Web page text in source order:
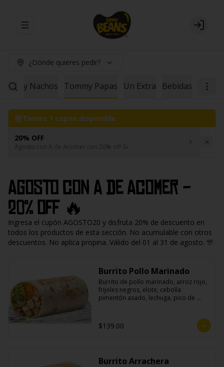
Abrir menu de navegación Login
¿Dónde quieres pedir?
Nachos Tommy Papas Un Extra Bebidas
Tienes 1 cupón disponible
20% OFF
Agosto con A de Acomer con 20% off 🥳
Agosto con A de Acomer -
20% off 🔥
Ingresa el cupón AGOSTO20 y disfruta 20% de descuento en
todos los productos de esta sección. No acumulable con otros
descuentos. No aplica propina. Válido del 01 al 31 de agosto. 🎊
Burrito Pollo Marinado
Burrito de pollo marinado, arroz rojo,
frijoles negros, elote, cebolla
pimentón asado, lechuga, pico de
$139.00
Burrito Arrachera